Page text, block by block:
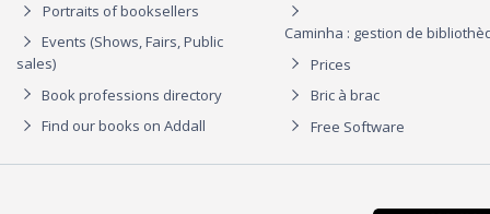
Portraits of booksellers
Events (Shows, Fairs, Public
sales)
Book professions directory
Find our books on Addall
Caminha : gestion de
Prices
Bric à brac
Free Software